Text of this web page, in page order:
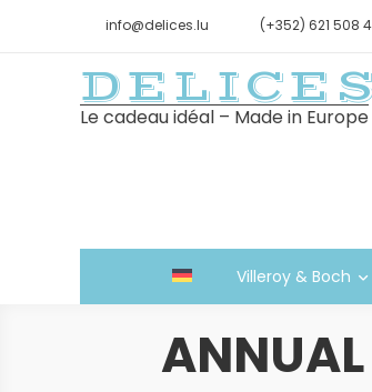
info@delices.lu (+352) 621 508
DELICES
Le cadeau idéal – Made in Europe
Villeroy & Boch